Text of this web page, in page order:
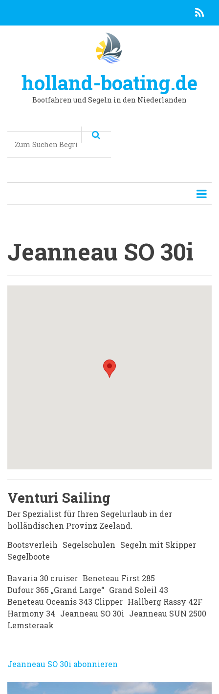
holland-boating.de
Bootfahren und Segeln in den Niederlanden
Jeanneau SO 30i
Venturi Sailing
Der Spezialist für Ihren Segelurlaub in der
holländischen Provinz Zeeland.
Bootsverleih Segelschulen Segeln mit Skipper
Segelboote
Bavaria 30 cruiser Beneteau First 285
Dufour 365 „Grand Large“ Grand Soleil 43
Beneteau Oceanis 343 Clipper Hallberg Rassy 42F
Harmony 34 Jeanneau SO 30i Jeanneau SUN 2500
Lemsteraak
Jeanneau SO 30i abonnieren